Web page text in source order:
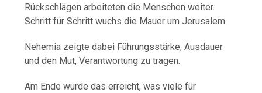
Rückschlägen arbeiteten die Menschen weiter.
Schritt für Schritt wuchs die Mauer um Jerusalem.
Nehemia zeigte dabei Führungsstärke, Ausdauer
und den Mut, Verantwortung zu tragen.
Am Ende wurde das erreicht, was viele für